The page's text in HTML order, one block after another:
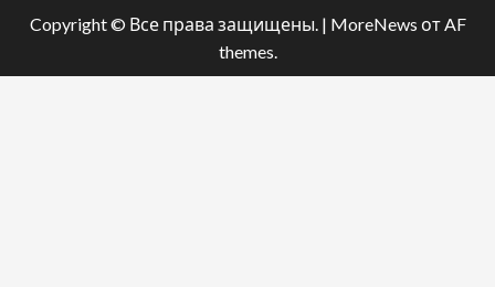
Copyright © Все права защищены. | MoreNews от AF
themes.